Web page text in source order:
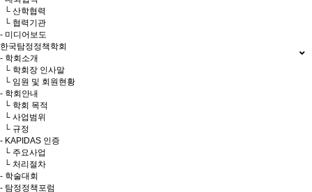
└ 산학협력
└ 협력기관
- 미디어보도
한국탐정정책학회
- 학회소개
└ 학회장 인사말
└ 임원 및 회원현황
- 학회안내
└ 학회 목적
└ 사업범위
└ 규정
- KAPIDAS 인증
└ 주요사업
└ 처리절차
- 학술대회
- 탐정정책포럼